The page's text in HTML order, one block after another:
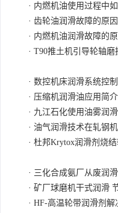
· 内燃机油使用过程中如
· 齿轮油润滑故障的原
· 内燃机油润滑故障的
· T90推土机引导轮轴
· 数控机床润滑系统控
· 压缩机润滑油应用简介
· 九江石化使用油雾润
· 油气润滑技术在轧钢
· 杜邦Krytox润滑剂烧
· 三化合成氨厂从废润
· 矿厂球磨机干式润滑
· HF-高温轮带润滑剂解